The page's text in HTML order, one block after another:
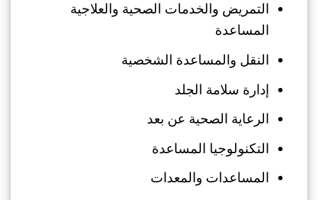
التمريض والخدمات الصحية والعلاجية
المساعدة
النقل والمساعدة الشخصية
إدارة سلامة الجلد
الرعاية الصحية عن بعد
التكنولوجيا المساعدة
المساعدات والمعدات